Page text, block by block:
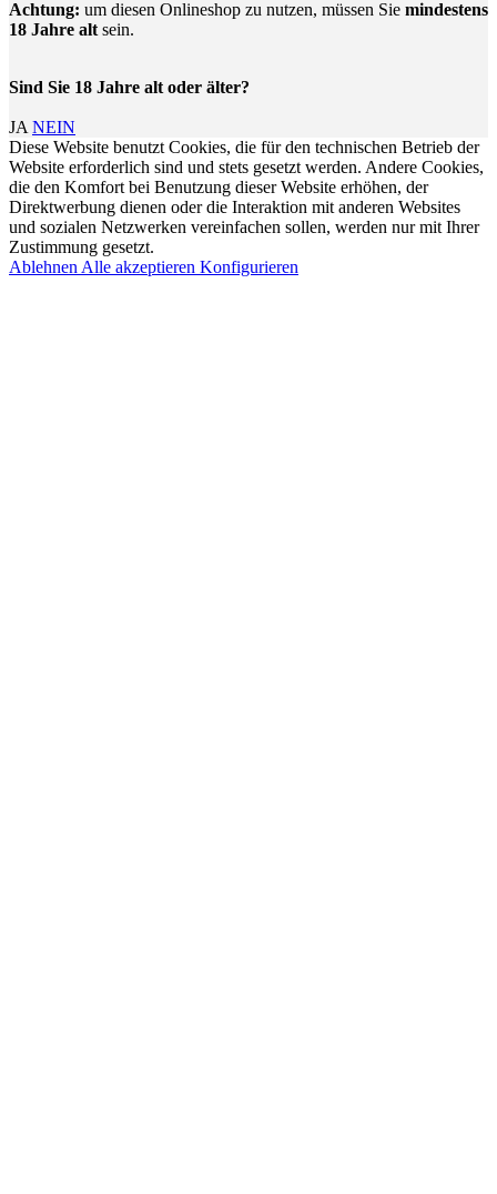
Achtung: um diesen Onlineshop zu nutzen, müssen Sie mindestens
18 Jahre alt sein.
Sind Sie 18 Jahre alt oder älter?
JA NEIN
Diese Website benutzt Cookies, die für den technischen Betrieb der
Website erforderlich sind und stets gesetzt werden. Andere Cookies,
die den Komfort bei Benutzung dieser Website erhöhen, der
Direktwerbung dienen oder die Interaktion mit anderen Websites
und sozialen Netzwerken vereinfachen sollen, werden nur mit Ihrer
Zustimmung gesetzt.
Ablehnen Alle akzeptieren Konfigurieren